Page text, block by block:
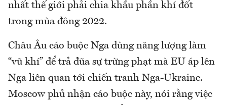
nhất thế giới phải chia khẩu phần khí đốt
trong mùa đông 2022.
Châu Âu cáo buộc Nga dùng năng lượng làm
“vũ khí” để trả đũa sự trừng phạt mà EU áp lên
Nga liên quan tới chiến tranh Nga-Ukraine.
Moscow phủ nhận cáo buộc này, nói rằng việc